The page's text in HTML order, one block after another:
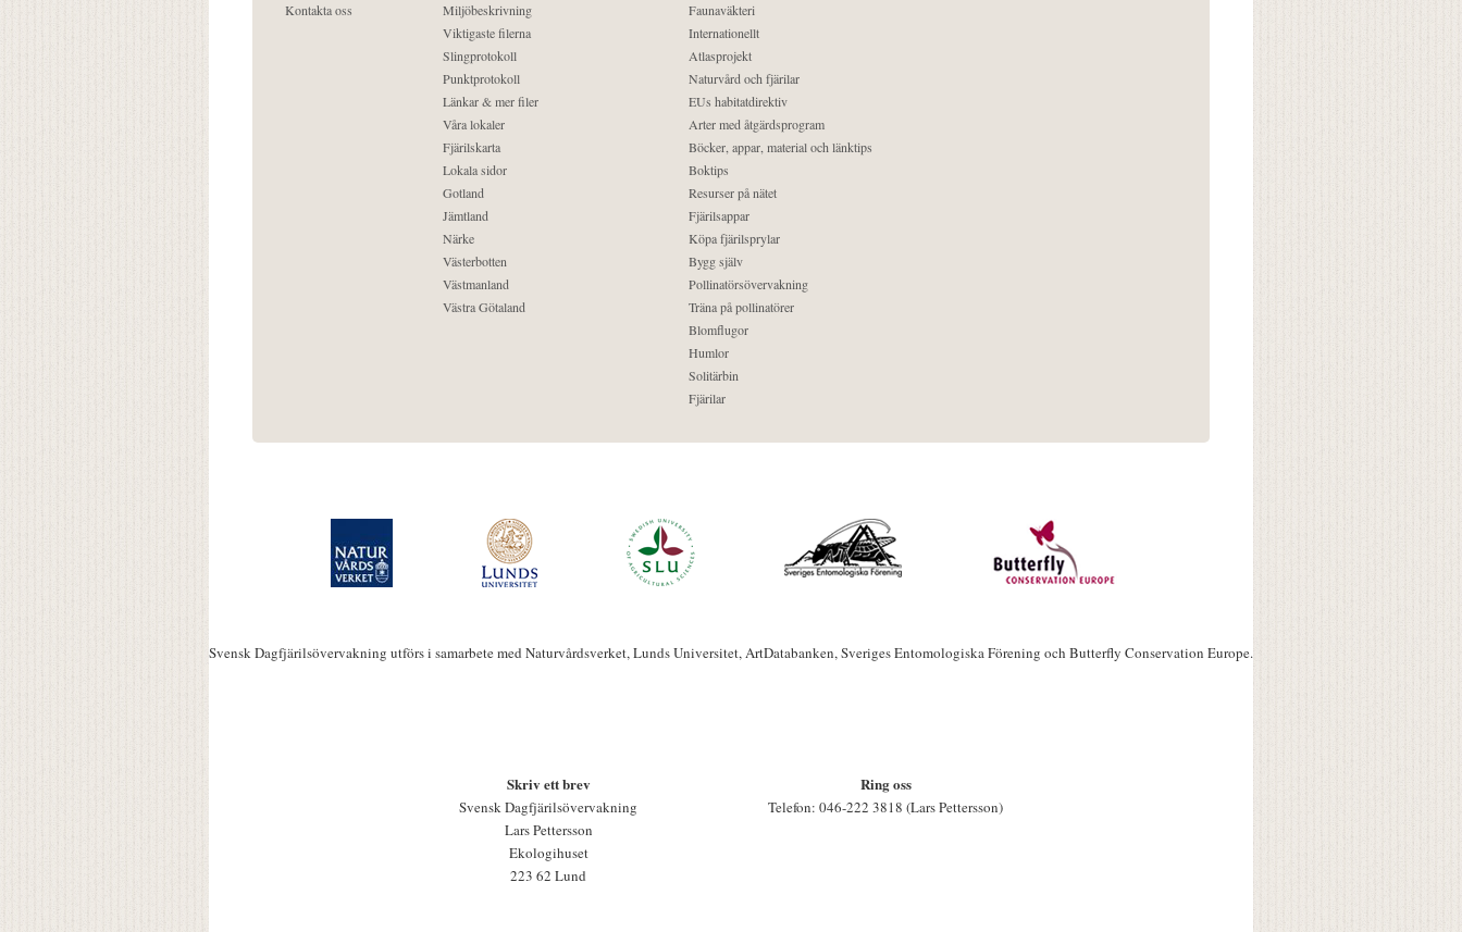
Kontakta oss
Miljöbeskrivning
Viktigaste filerna
Slingprotokoll
Punktprotokoll
Länkar & mer filer
Våra lokaler
Fjärilskarta
Lokala sidor
Gotland
Jämtland
Närke
Västerbotten
Västmanland
Västra Götaland
Faunaväkteri
Internationellt
Atlasprojekt
Naturvård och fjärilar
EUs habitatdirektiv
Arter med åtgärdsprogram
Böcker, appar, material och länktips
Boktips
Resurser på nätet
Fjärilsappar
Köpa fjärilsprylar
Bygg själv
Pollinatörsövervakning
Träna på pollinatörer
Blomflugor
Humlor
Solitärbin
Fjärilar
Svensk Dagfjärilsövervakning utförs i samarbete med Naturvårdsverket, Lunds Universitet, ArtDatabanken, Sveriges Entomologiska Förening och Butterfly Conservation Europe.
Skriv ett brev
Svensk Dagfjärilsövervakning
Lars Pettersson
Ekologihuset
223 62 Lund
Ring oss
Telefon: 046-222 3818 (Lars Pettersson)